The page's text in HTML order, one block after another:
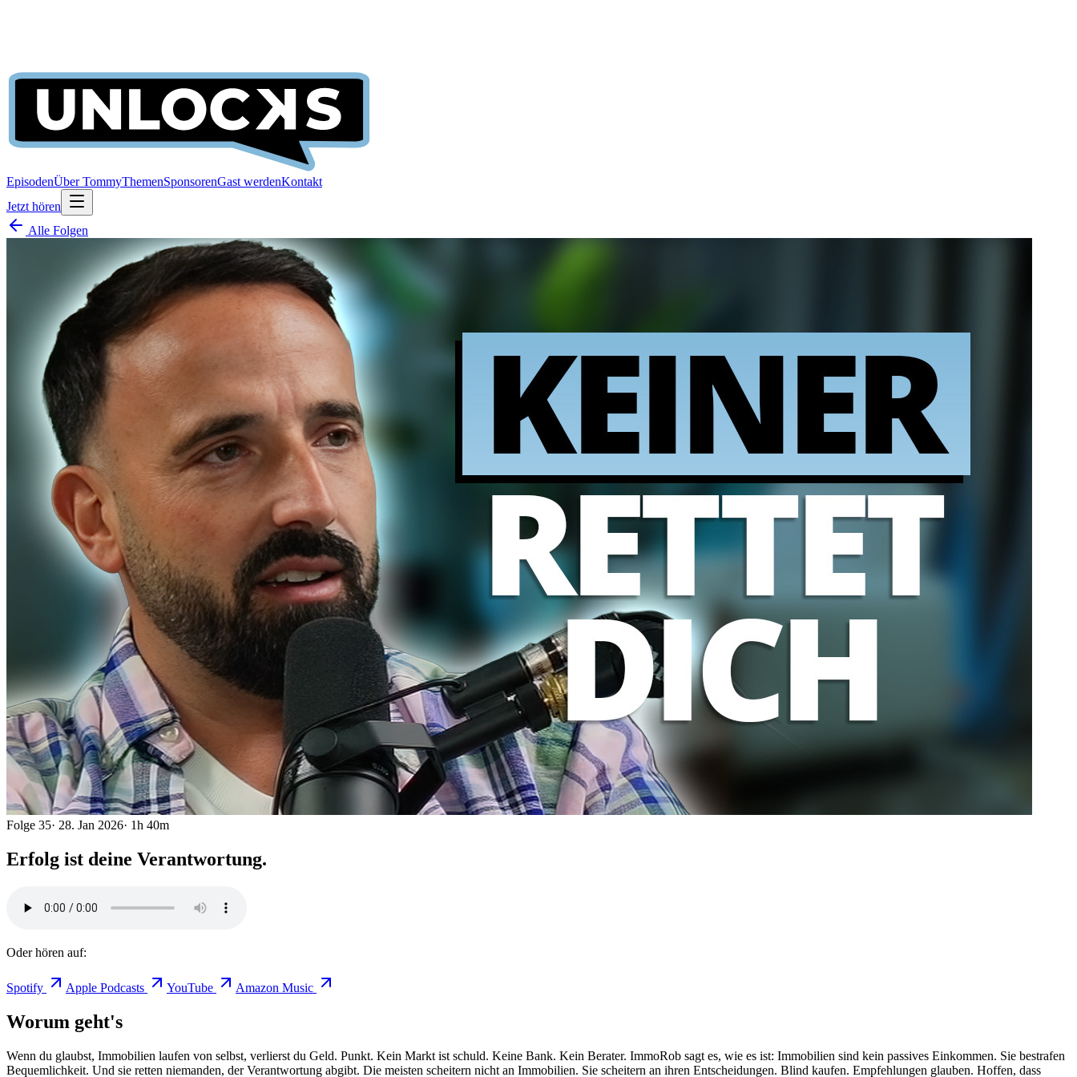
EpisodenÜber TommyThemenSponsorenGast werdenKontakt
Jetzt hören
Alle Folgen
Folge 35· 28. Jan 2026· 1h 40m
Erfolg ist deine Verantwortung.
Oder hören auf:
Spotify Apple Podcasts YouTube Amazon Music
Worum geht's
Wenn du glaubst, Immobilien laufen von selbst, verlierst du Geld. Punkt. Kein Markt ist schuld. Keine Bank. Kein Berater. ImmoRob sagt es, wie es ist: Immobilien sind kein passives Einkommen. Sie bestrafen
Bequemlichkeit. Und sie retten niemanden, der Verantwortung abgibt. Die meisten scheitern nicht an Immobilien. Sie scheitern an ihren Entscheidungen. Blind kaufen. Empfehlungen glauben. Hoffen, dass